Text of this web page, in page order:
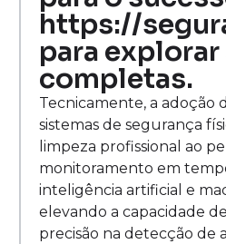
https://
para
completas.
Tecnicamente, a adoção
sistemas de segurança
limpeza profissional ao
monitoramento em
inteligência artificial e
elevando a capacidade
precisão na detecção de